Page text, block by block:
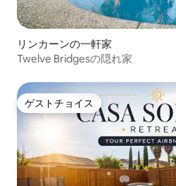
リンカーンの一軒家
Twelve Bridgesの隠れ家
ゲストチョイス
ゲストチョイス